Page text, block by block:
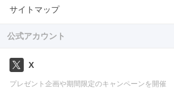
サイトマップ
公式アカウント
X
プレゼント企画や期間限定のキャンペーンを開催